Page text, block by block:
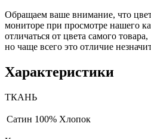
Обращаем ваше внимание, что
мониторе при просмотре нашего
отличаться от цвета самого товара,
но чаще всего это отличие
Характеристики
ТКАНЬ
Сатин 100% Хлопок